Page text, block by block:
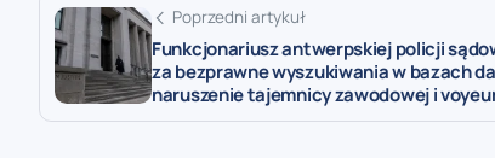
Poprzedni artykuł
Funkcjonariusz antwerpskiej policji
za bezprawne wyszukiwania w bazach
naruszenie tajemnicy zawodowej i